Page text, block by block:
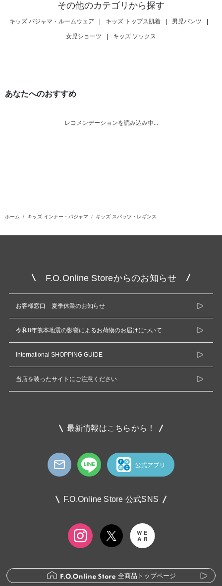
その他のカテゴリから探す
キッズ パジャマ・ルームウェア キッズ トップス肌着 男児パンツ
女児ショーツ キッズ ソックス
あなたへのおすすめ
レコメンデーションを読み込み中...
ホーム キッズ インナー・パジャマ キッズ スパッツ・レギンス
F.O.Online Storeからのお知らせ
お客様窓口 夏季休業のお知らせ
令和8年熊本地震の影響によるお荷物のお届けについて
International SHOPPING GUIDE
当店を装ったサイトにご注意ください
最新情報はこちらから！
F.O.Online Store 公式SNS
全商品トップページ